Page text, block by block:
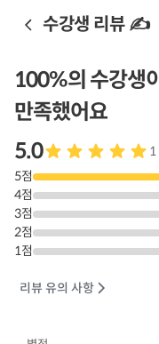
수강생 리뷰 ✍️
100%의 수강생이
만족했어요
5.0
1
5점
4점
3점
2점
1점
리뷰 유의 사항